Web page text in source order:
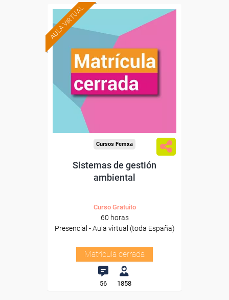
AULA VIRTUAL
Cursos Femxa
Sistemas de gestión
ambiental
Curso Gratuito
60 horas
Presencial - Aula virtual (toda España)
Matrícula cerrada
56 1858